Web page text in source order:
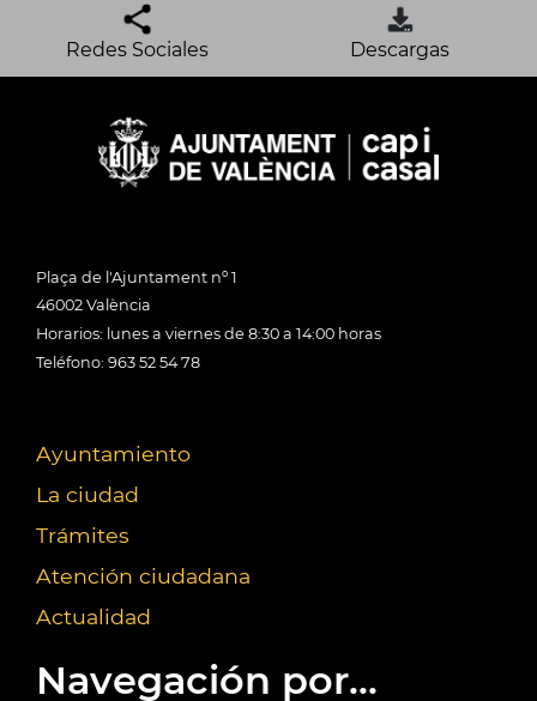
Redes Sociales Descargas
Plaça de l'Ajuntament nº 1
46002 València
Horarios: lunes a viernes de 8:30 a 14:00 horas
Teléfono: 963 52 54 78
Ayuntamiento
La ciudad
Trámites
Atención ciudadana
Actualidad
Navegación por...